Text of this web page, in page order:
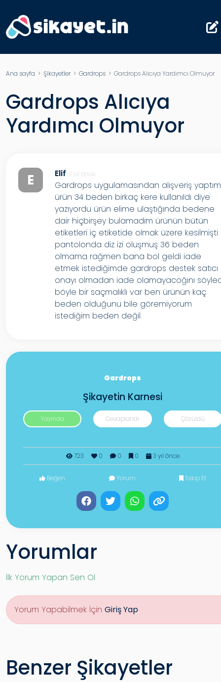
Ana sayfa > Şikayetler> Gardrops > Gardrops Alıcıya Yardımcı Olmuyor
Gardrops Alıcıya
Yardımcı Olmuyor
E Elif 3 yıl önce
Gardrops uygulamasından alışveriş yaptım
ürün 34 beden birkaç kere kullanıldı diye
yazıyordu ürün elime ulaştığında bedene
dair hiçbirşey bulamadım ürünün bütün
etiketleri iç etiketide olmak üzere kesilmişti
pantolonda diz izi oluşmuş 36 beden
olmama rağmen bana bol geldi iade
etmek istediğimde gardrops destek satıcı
onayı olmadan iade olamayacoğını
böyle bir saçmalıklı var ben ürünün kaç
beden olduğunu bile göremiyorum
istediğim beden değil
Gardrops
Şikayetin Karnesi
Yayında Cevaplandı Çözüldü
723 0 0 0 3 yıl önce
Beğen Yorum Takip Et
Yorumlar
İlk Yorum Yapan Sen Ol
Yorum Yapabilmek İçin Giriş Yap
Benzer Şikayetler